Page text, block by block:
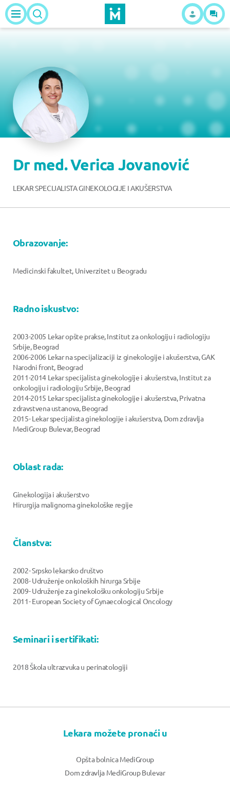
Dr med. Verica Jovanović
LEKAR SPECIJALISTA GINEKOLOGIJE I AKUŠERSTVA
Obrazovanje:
Medicinski fakultet, Univerzitet u Beogradu
Radno iskustvo:
2003-2005 Lekar opšte prakse, Institut za onkologiju i radiologiju
Srbije, Beograd
2006-2006 Lekar na specijalizaciji iz ginekologije i akušerstva, GAK
Narodni front, Beograd
2011-2014 Lekar specijalista ginekologije i akušerstva, Institut za
onkologiju i radiologiju Srbije, Beograd
2014-2015 Lekar specijalista ginekologije i akušerstva, Privatna
zdravstvena ustanova, Beograd
2015- Lekar specijalista ginekologije i akušerstva, Dom zdravlja
MediGroup Bulevar, Beograd
Oblast rada:
Ginekologija i akušerstvo
Hirurgija malignoma ginekološke regije
Članstva:
2002- Srpsko lekarsko društvo
2008- Udruženje onkoloških hirurga Srbije
2009- Udruženje za ginekološku onkologiju Srbije
2011- European Society of Gynaecological Oncology
Seminari i sertifikati:
2018 Škola ultrazvuka u perinatologiji
Lekara možete pronaći u
Opšta bolnica MediGroup
Dom zdravlja MediGroup Bulevar